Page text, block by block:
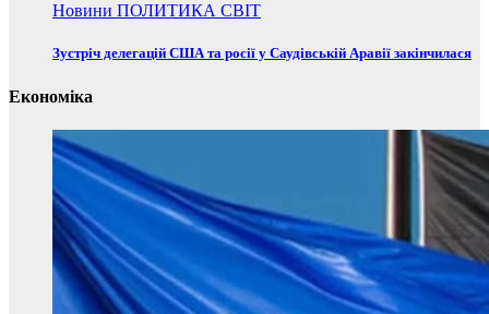
Новини ПОЛИТИКА СВІТ
Зустріч делегацій США та росії у Саудівській Аравії закінчилася
Економіка